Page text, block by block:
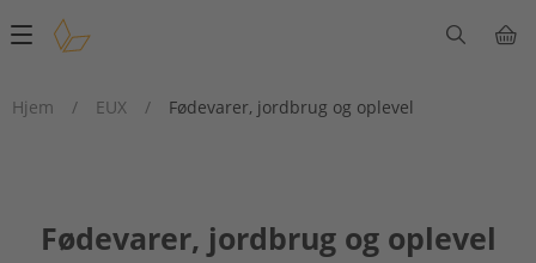
Main
Hjem
/ EUX / Fødevarer, jordbrug og oplevel
Fødevarer, jordbrug og oplevel